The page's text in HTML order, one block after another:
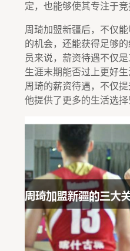
定，也能够使其专注于竞
周琦加盟新疆后，不仅
的机会，还能获得足够
员来说，薪资待遇不仅
生涯末期能否过上更好
周琦的薪资待遇，不仅
他提供了更多的生活选择